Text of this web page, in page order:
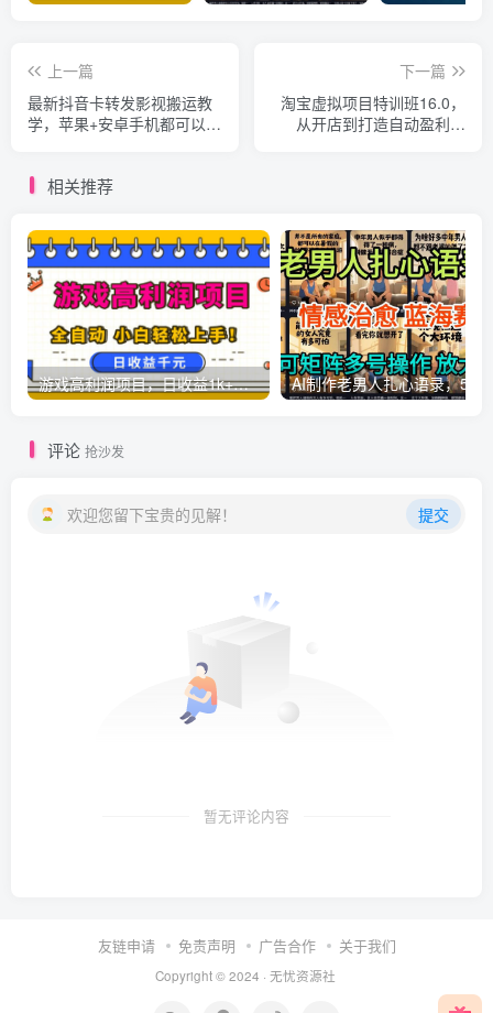
上一篇
最新抖音卡转发影视搬运教
学，苹果+安卓手机都可以，
下一篇
淘宝虚拟项目特训班16.0，
从开店到打造自动盈利店
相关推荐
游戏高利润项目，日收益1k+，全自动，无需值守，解放双手，小白轻松上手【揭秘】
评论 抢沙发
欢迎您留下宝贵的见解！ 提交
暂无评论内容
友链申请 免责声明 广告合作 关于我们
Copyright © 2024 · 无忧资源社